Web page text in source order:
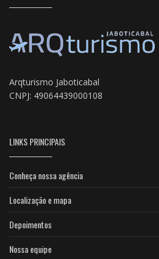
Arqturismo Jaboticabal
CNPJ: 49064439000108
LINKS PRINCIPAIS
Conheça nossa agência
Localização e mapa
Depoimentos
Nossa equipe